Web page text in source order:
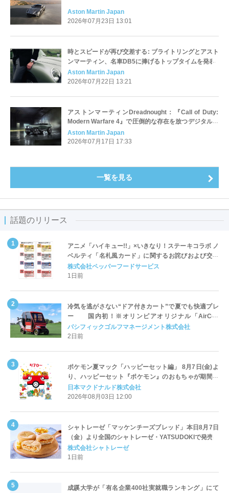
Aston Martin Japan
2026年07月23日 13:01
時とスピードが再び交差する: ブライトリングとアスト
ンマーティン、名車DB5に捧げるトップタイムを発表
Aston Martin Japan
2026年07月22日 13:21
アストンマーティンDreadnought：『Call of Duty:
Modern Warfare 4』で圧倒的な存在を放つデジタルモ
デル
Aston Martin Japan
2026年07月17日 17:33
一覧を見る
話題のリリース
アニメ「ハイキュー!!」×いきなり！ステーキコラボ ノ
ベルティ「名札風カード」に関するお詫びおよび交換
対応についてのご案内
株式会社ペッパーフードサービス
1日前
冷気を逃がさない“ドア付きカート”で夏でも快適プレ
ー 国内初！※オリンピアオリジナル「AirCon
Cart（エアコンカート）」導入 | ＰＧＭ
パシフィックゴルフマネージメント株式会社
2日前
ポケモン夏マック「ハッピーセット編」 8月7日(金)よ
り、ハッピーセット『ポケモン』のおもちゃが期間限
定登場
日本マクドナルド株式会社
2026年08月03日 12:00
シャトレーゼ「マッケンチーズブレッド」本日8月7日
（金）より全国のシャトレーゼ・YATSUDOKIで発売
株式会社シャトレーゼ
1日前
成蹊大学が「有名企業400社実就職ランキング」にて